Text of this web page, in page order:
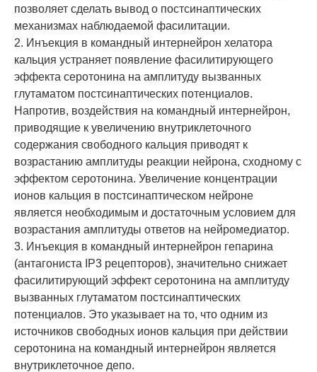
позволяет сделать вывод о постсинаптических
механизмах наблюдаемой фасилитации.
2. Инъекция в командный интернейрон хелатора
кальция устраняет появление фасилитирующего
эффекта серотонина на амплитуду вызванных
глутаматом постсинаптических потенциалов.
Напротив, воздействия на командный интернейрон,
приводящие к увеличению внутриклеточного
содержания свободного кальция приводят к
возрастанию амплитуды реакции нейрона, сходному с
эффектом серотонина. Увеличение концентрации
ионов кальция в постсинаптическом нейроне
является необходимым и достаточным условием для
возрастания амплитуды ответов на нейромедиатор.
3. Инъекция в командный интернейрон гепарина
(антагониста IP3 рецепторов), значительно снижает
фасилитирующий эффект серотонина на амплитуду
вызванных глутаматом постсинаптических
потенциалов. Это указывает на то, что одним из
источников свободных ионов кальция при действии
серотонина на командный интернейрон является
внутриклеточное депо.